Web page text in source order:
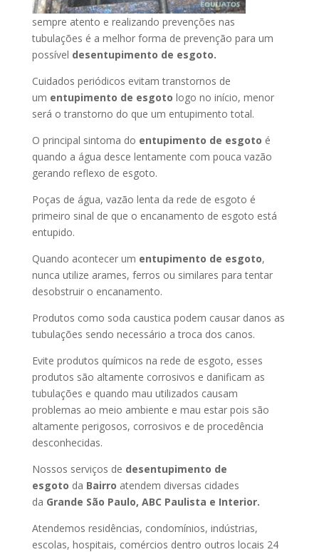
sempre atento e realizando prevenções nas
tubulações é a melhor forma de prevenção para um
possível desentupimento de esgoto.
Cuidados periódicos evitam transtornos de
um entupimento de esgoto logo no início, menor
será o transtorno do que um entupimento total.
O principal sintoma do entupimento de esgoto é
quando a água desce lentamente com pouca vazão
gerando reflexo de esgoto.
Poças de água, vazão lenta da rede de esgoto é
primeiro sinal de que o encanamento de esgoto está
entupido.
Quando acontecer um entupimento de esgoto,
nunca utilize arames, ferros ou similares para tentar
desobstruir o encanamento.
Produtos como soda caustica podem causar danos as
tubulações sendo necessário a troca dos canos.
Evite produtos químicos na rede de esgoto, esses
produtos são altamente corrosivos e danificam as
tubulações e quando mau utilizados causam
problemas ao meio ambiente e mau estar pois são
altamente perigosos, corrosivos e de procedência
desconhecidas.
Nossos serviços de desentupimento de
esgoto da Bairro atendem diversas cidades
da Grande São Paulo, ABC Paulista e Interior.
Atendemos residências, condomínios, indústrias,
escolas, hospitais, comércios dentro outros locais 24